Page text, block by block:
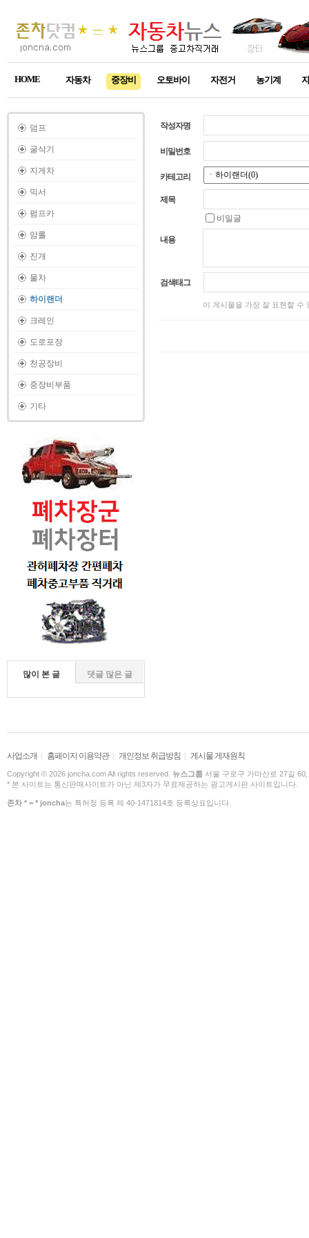
HOME 자동차 중장비 오토바이 자전거 농기계
덤프
굴삭기
지게차
믹서
펌프카
암롤
진개
물차
하이랜더
크레인
도로포장
천공장비
중장비부품
기타
많이 본 글 댓글 많은 글
작성자명
비밀번호
카테고리
제목
비밀글
내용
검색태그
이 게시물을 가장 잘 표현할 수
사업소개 | 홈페이지 이용약관| 개인정보 취급방침 | 게시물 게재원칙
Copyright © 2026 joncha.com All rights reserved. 뉴스그룹 서울 구로구 가마산로 27길
* 본 사이트는 통신판매사이트가 아닌 제3자가 무료제공하는 광고게시판 사이트입니다.
존차 * = * joncha는 특허청 등록 제 40-1471814호 등록상표입니다.